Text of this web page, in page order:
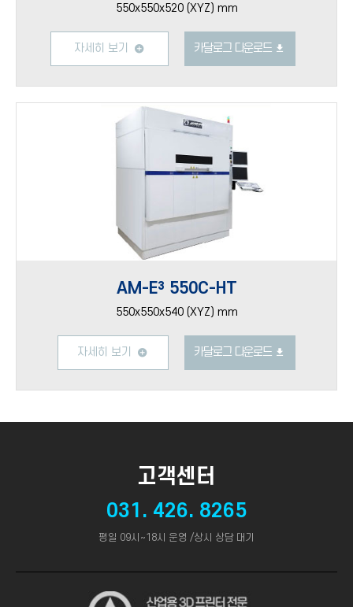
550x550x520 (XYZ) mm
자세히 보기 카달로그 다운로드
AM-E³ 550C-HT
550x550x540 (XYZ) mm
자세히 보기 카달로그 다운로드
고객센터
031. 426. 8265
평일 09시~18시 운영 /상시 상담 대기